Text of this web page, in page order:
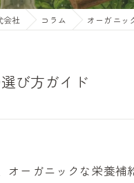
会社 コラム オーガニッ
び方ガイド
ーガニックな栄養